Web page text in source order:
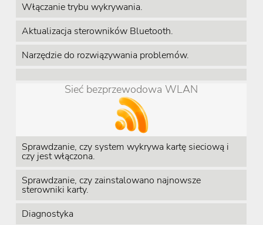
Włączanie trybu wykrywania.
Aktualizacja sterowników Bluetooth.
Narzędzie do rozwiązywania problemów.
Sieć bezprzewodowa WLAN
Sprawdzanie, czy system wykrywa kartę sieciową i
czy jest włączona.
Sprawdzanie, czy zainstalowano najnowsze
sterowniki karty.
Diagnostyka